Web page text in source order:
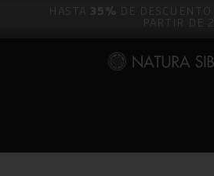
HASTA 35% DE DESCUENTO
PARTIR DE